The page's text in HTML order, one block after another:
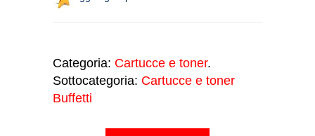
Categoria: Cartucce e toner.
Sottocategoria: Cartucce e toner
Buffetti